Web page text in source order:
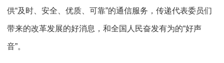
供“及时、安全、优质、可靠”的通信服务，传递代表委员们
带来的改革发展的好消息，和全国人民奋发有为的“好声
音”。